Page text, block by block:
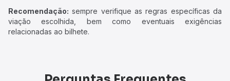
Recomendação: sempre verifique as regras específicas da
viação escolhida, bem como eventuais exigências
relacionadas ao bilhete.